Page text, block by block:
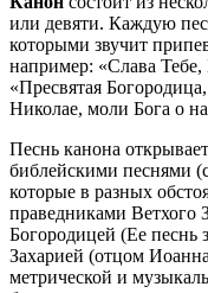
или девяти. Каждую
которыми звучит
например: «Слава
«Пресвятая
Николае, моли Бога о
Песнь канона открывает
библейскими песнями
которые в разных
праведниками Ветхого
Богородицей (Ее песнь
Захарией (отцом
метрической и